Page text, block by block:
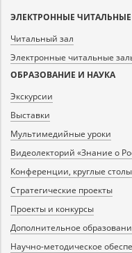
ЭЛЕКТРОННЫЕ
Читальный зал
Электронные читальные
ОБРАЗОВАНИЕ И НАУКА
Экскурсии
Выставки
Мультимедийные уроки
Видеолекторий «Знание о
Конференции, круглые столы
Стратегические проекты
Проекты и конкурсы
Дополнительное
Научно-методическое